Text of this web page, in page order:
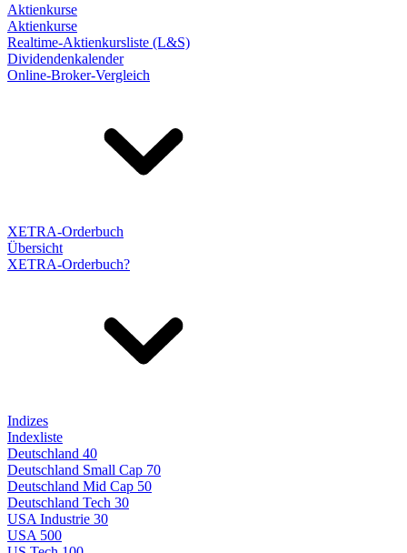
Aktienkurse
Aktienkurse
Realtime-Aktienkursliste (L&S)
Dividendenkalender
Online-Broker-Vergleich
XETRA-Orderbuch
Übersicht
XETRA-Orderbuch?
Indizes
Indexliste
Deutschland 40
Deutschland Small Cap 70
Deutschland Mid Cap 50
Deutschland Tech 30
USA Industrie 30
USA 500